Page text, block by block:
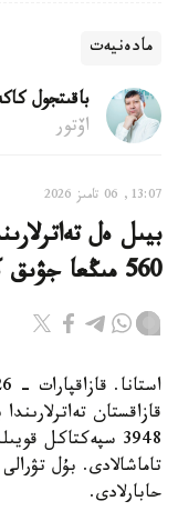
مادەنيەت
باقىتجول
اۆتور
13:07, 06 تامىز 2026
بيىل ەل
560 مىڭعا جۋىق كورەرمەن تاماشالادى
قازاقستان
تاماشالادى. بۇل
حابارلادى.